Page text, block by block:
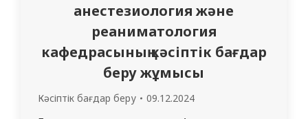
анестезиология және
реаниматология
кафедрасының кәсіптік бағдар
беру жұмысы
Кәсіптік бағдар беру 09.12.2024